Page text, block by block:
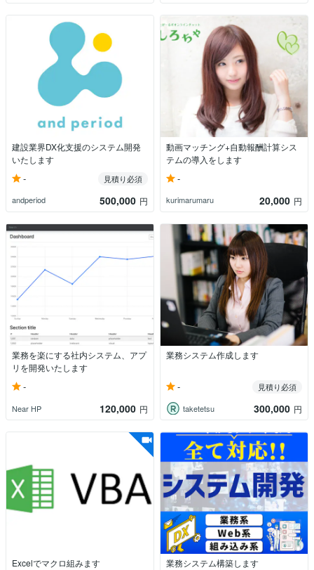
建設業界DX化支援のシステム開発
いたします
-
見積り必須
andperiod
500,000 円
動画マッチング+自動報酬計算シス
テムの導入をします
-
kurimarumaru 20,000 円
業務を楽にする社内システム、アプ
リを開発いたします
-
Near HP 120,000 円
業務システム作成します
-
見積り必須
taketetsu
300,000 円
Excelでマクロ組みます 業務システム構築します